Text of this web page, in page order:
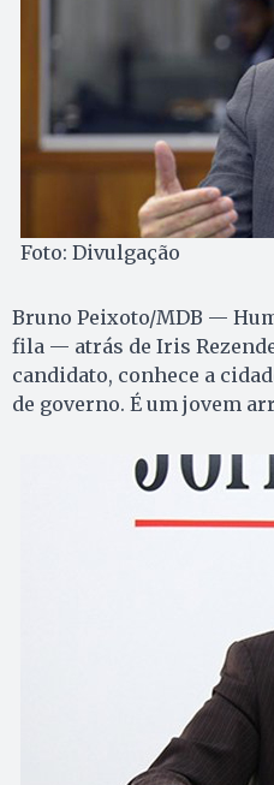
Foto: Divulgação
Bruno Peixoto/MDB —
fila — atrás de Iris
candidato, conhece a
de governo. É um jovem